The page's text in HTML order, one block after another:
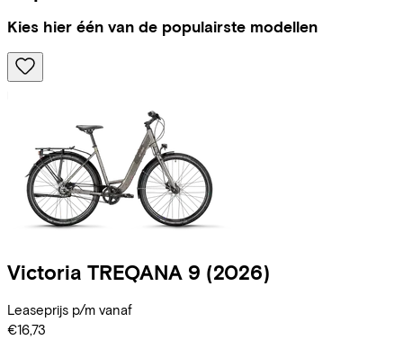
Kies hier één van de populairste modellen
Victoria TREQANA 9 (2026)
Leaseprijs p/m vanaf
€16,73